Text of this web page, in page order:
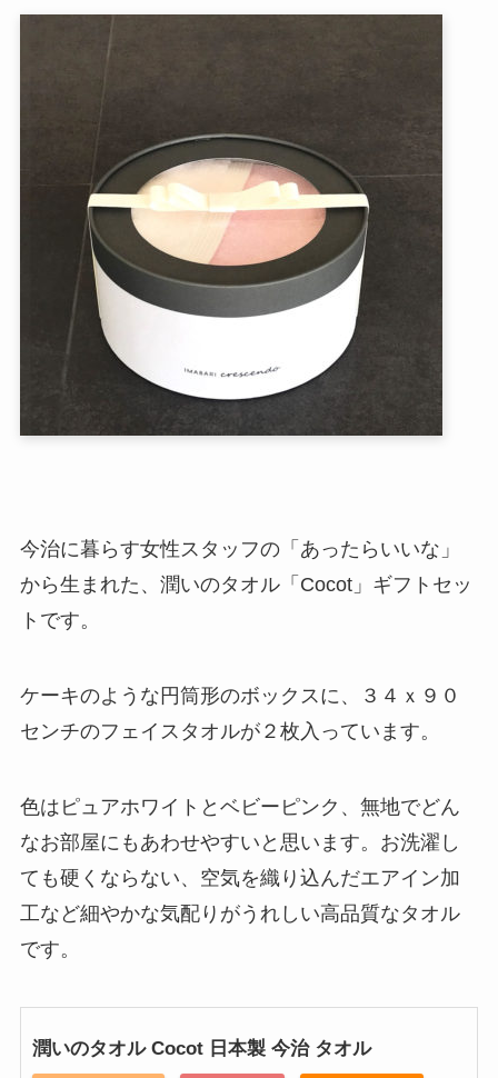
今治に暮らす女性スタッフの「あったらいいな」
から生まれた、潤いのタオル「Cocot」ギフトセッ
トです。
ケーキのような円筒形のボックスに、３４ｘ９０
センチのフェイスタオルが２枚入っています。
色はピュアホワイトとベビーピンク、無地でどん
なお部屋にもあわせやすいと思います。お洗濯し
ても硬くならない、空気を織り込んだエアイン加
工など細やかな気配りがうれしい高品質なタオル
です。
潤いのタオル Cocot 日本製 今治 タオル